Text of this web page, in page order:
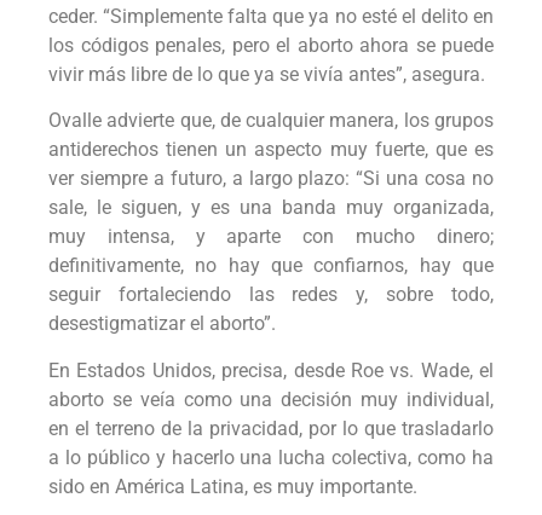
ceder. “Simplemente falta que ya no esté el delito en
los códigos penales, pero el aborto ahora se puede
vivir más libre de lo que ya se vivía antes”, asegura.
Ovalle advierte que, de cualquier manera, los grupos
antiderechos tienen un aspecto muy fuerte, que es
ver siempre a futuro, a largo plazo: “Si una cosa no
sale, le siguen, y es una banda muy organizada,
muy intensa, y aparte con mucho dinero;
definitivamente, no hay que confiarnos, hay que
seguir fortaleciendo las redes y, sobre todo,
desestigmatizar el aborto”.
En Estados Unidos, precisa, desde Roe vs. Wade, el
aborto se veía como una decisión muy individual,
en el terreno de la privacidad, por lo que trasladarlo
a lo público y hacerlo una lucha colectiva, como ha
sido en América Latina, es muy importante.